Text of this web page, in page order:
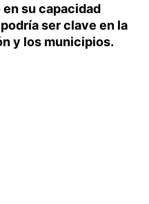
su capacidad
ser clave en la
y los municipios.